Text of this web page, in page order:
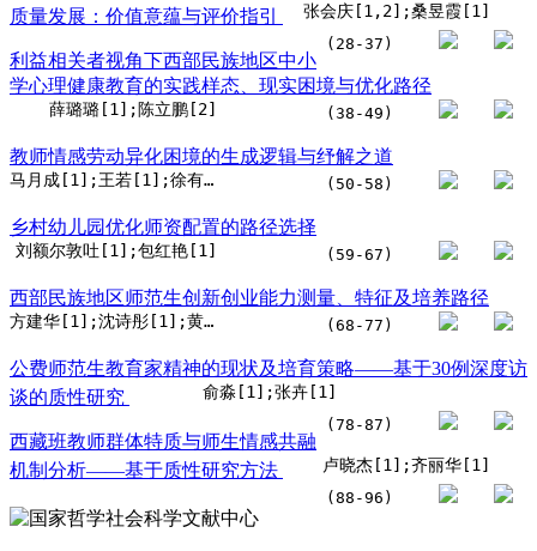
质量发展：价值意蕴与评价指引
张会庆[1,2];桑昱霞[1]
(28-37)
利益相关者视角下西部民族地区中小
学心理健康教育的实践样态、现实困境与优化路径
薛璐璐[1];陈立鹏[2] (38-49)
教师情感劳动异化困境的生成逻辑与纾解之道
马月成[1];王若[1];徐有翠[1] (50-58)
乡村幼儿园优化师资配置的路径选择
刘额尔敦吐[1];包红艳[1] (59-67)
西部民族地区师范生创新创业能力测量、特征及培养路径
方建华[1];沈诗彤[1];黄芮[1] (68-77)
公费师范生教育家精神的现状及培育策略——基于30例深度访
谈的质性研究
俞淼[1];张卉[1]
(78-87)
西藏班教师群体特质与师生情感共融
机制分析——基于质性研究方法
卢晓杰[1];齐丽华[1]
(88-96)